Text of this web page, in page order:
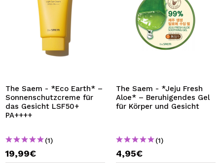
The Saem - *Eco Earth* –
Sonnenschutzcreme für
das Gesicht LSF50+
PA++++
(1)
19,99€
The Saem - *Jeju Fresh
Aloe* – Beruhigendes Gel
für Körper und Gesicht
(1)
4,95€